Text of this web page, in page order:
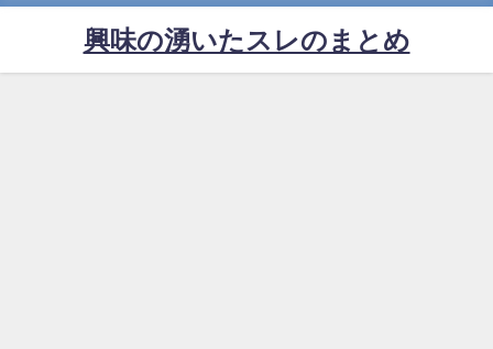
興味の湧いたスレのまとめ